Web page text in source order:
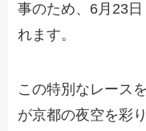
事のため、6月23
れます。
この特別なレース
が京都の夜空を彩り